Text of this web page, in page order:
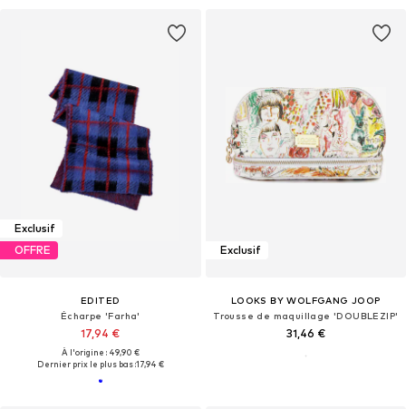
Exclusif
OFFRE
EDITED
Écharpe 'Farha'
17,94 €
À l'origine : 49,90 €
Dernier prix le plus bas :17,94 €
Exclusif
LOOKS BY WOLFGANG JOOP
Trousse de maquillage 'DOUBLEZIP'
31,46 €